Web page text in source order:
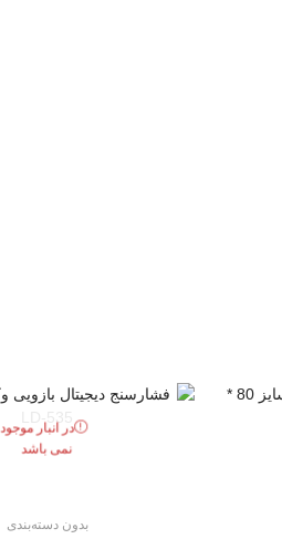
در انبار موجود
نمی باشد
بدون دسته‌بندی